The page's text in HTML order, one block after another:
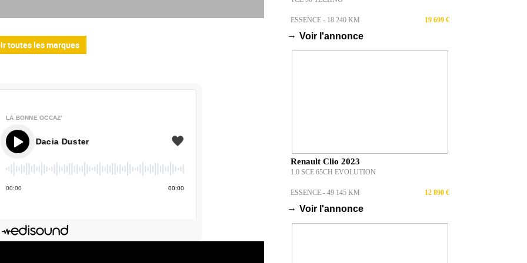
toutes les marques
LA BONNE OCCAZ'
Dacia Duster
00:00 00:00
ESSENCE - 18 240 KM 19 699 €
→ Voir l'annonce
Renault Clio 2023
1.0 SCE 65CH EVOLUTION
ESSENCE - 49 145 KM 12 890 €
→ Voir l'annonce